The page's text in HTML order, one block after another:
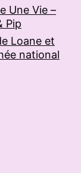
Une Vie –
Pip
Loane et
national